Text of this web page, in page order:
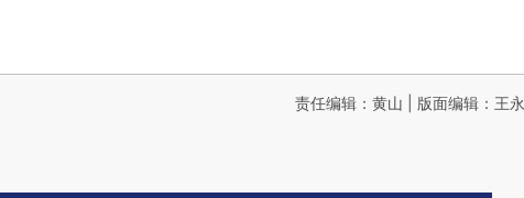
责任编辑：黄山 | 版面编辑：王永